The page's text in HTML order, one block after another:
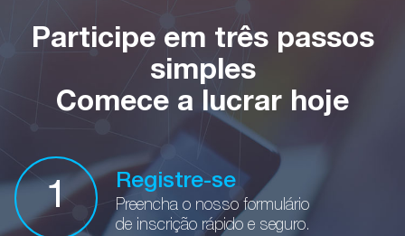
Participe em três passos
simples
Comece a lucrar hoje
1 Registre-se
Preencha o nosso formulário
de inscrição rápido e seguro.